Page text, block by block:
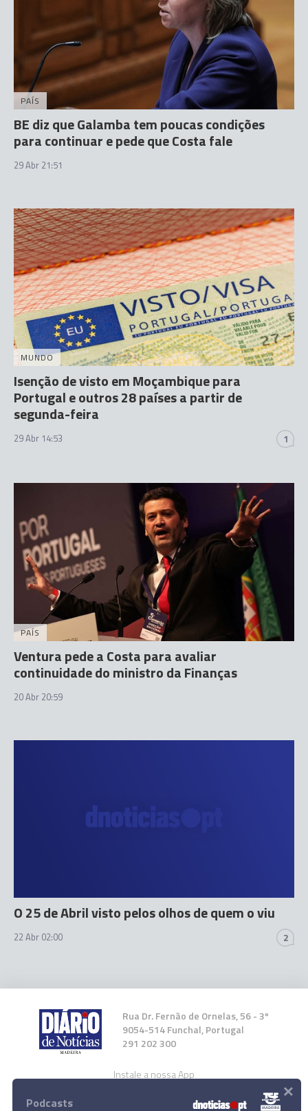
PAÍS
BE diz que Galamba tem poucas condições
para continuar e pede que Costa fale
29 Abr 21:51
MUNDO
Isenção de visto em Moçambique para
Portugal e outros 28 países a partir de
segunda-feira
29 Abr 14:53 1
PAÍS
Ventura pede a Costa para avaliar
continuidade do ministro da Finanças
20 Abr 20:59
O 25 de Abril visto pelos olhos de quem o viu
22 Abr 02:00 2
Rua Dr. Fernão de Ornelas, 56 - 3º
9054-514 Funchal, Portugal
291 202 300
Instale a nossa App
Podcasts ×